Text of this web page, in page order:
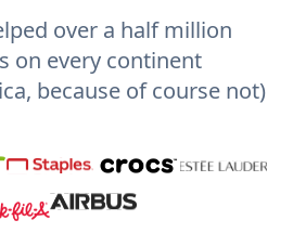
over a half million
on every continent
because of course not)